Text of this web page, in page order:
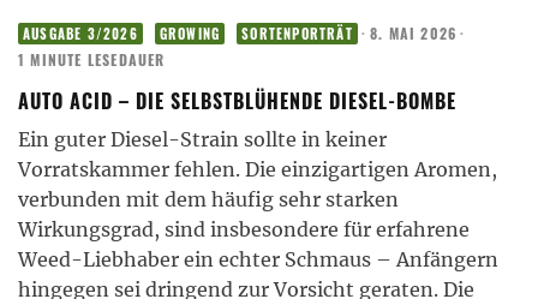
AUSGABE 3/2026 GROWING SORTENPORTRÄT · 8. MAI 2026 ·
1 MINUTE LESEDAUER
AUTO ACID – DIE SELBSTBLÜHENDE DIESEL-BOMBE
Ein guter Diesel-Strain sollte in keiner
Vorratskammer fehlen. Die einzigartigen Aromen,
verbunden mit dem häufig sehr starken
Wirkungsgrad, sind insbesondere für erfahrene
Weed-Liebhaber ein echter Schmaus – Anfängern
hingegen sei dringend zur Vorsicht geraten. Die